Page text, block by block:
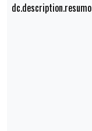
dc.description.resumo